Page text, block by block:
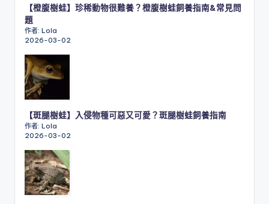
【橙腹樹蛙】珍稀動物很難養？橙腹樹蛙飼養指南&常見問
題
作者: Lola
2026-03-02
【斑腿樹蛙】入侵物種可惡又可愛？斑腿樹蛙飼養指南
作者: Lola
2026-03-02